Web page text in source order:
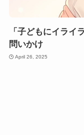
「子どもにイライ
問いかけ
April 26, 2025